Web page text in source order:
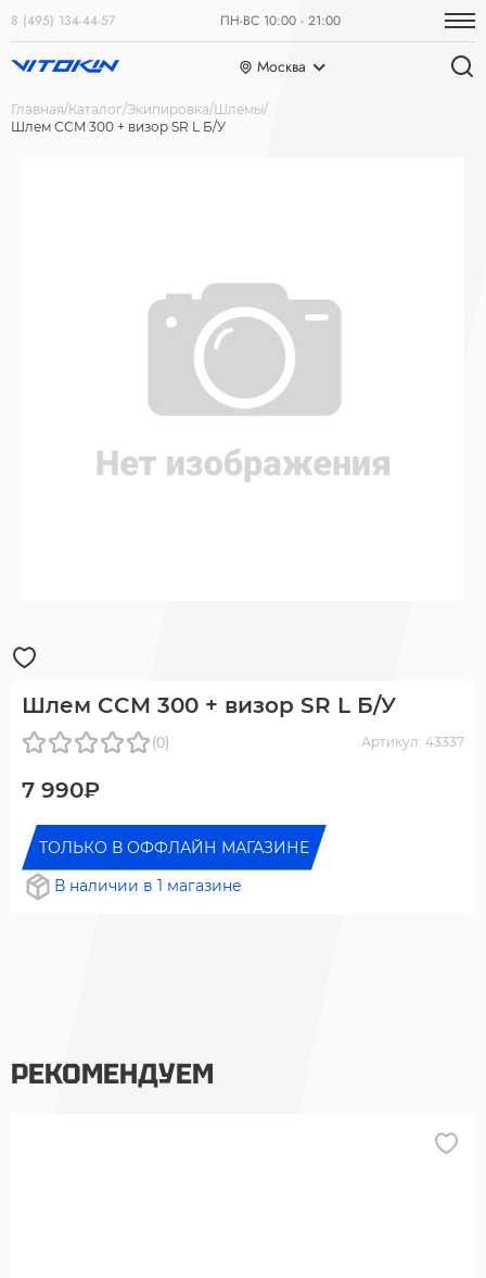
8 (495) 134-44-57 ПН-ВС 10:00 - 21:00
Москва
Главная Каталог Экипировка Шлемы
Шлем CCM 300 + визор SR L Б/У
Шлем CCM 300 + визор SR L Б/У
(0) Артикул: 43337
7 990₽
ТОЛЬКО В ОФФЛАЙН МАГАЗИНЕ
В наличии в 1 магазине
РЕКОМЕНДУЕМ